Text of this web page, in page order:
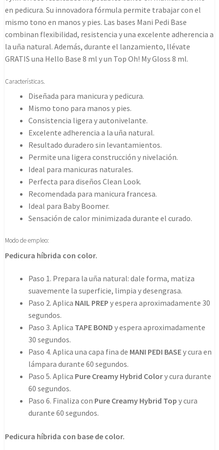
en pedicura. Su innovadora fórmula permite trabajar con el
mismo tono en manos y pies. Las bases Mani Pedi Base
combinan flexibilidad, resistencia y una excelente adherencia a
la uña natural. Además, durante el lanzamiento, llévate
GRATIS una Hello Base 8 ml y un Top Oh! My Gloss 8 ml.
Características.
Diseñada para manicura y pedicura.
Mismo tono para manos y pies.
Consistencia ligera y autonivelante.
Excelente adherencia a la uña natural.
Resultado duradero sin levantamientos.
Permite una ligera construcción y nivelación.
Ideal para manicuras naturales.
Perfecta para diseños Clean Look.
Recomendada para manicura francesa.
Ideal para Baby Boomer.
Sensación de calor minimizada durante el curado.
Modo de empleo:
Pedicura híbrida con color.
Paso 1. Prepara la uña natural: dale forma, matiza
suavemente la superficie, limpia y desengrasa.
Paso 2. Aplica NAIL PREP y espera aproximadamente 30
segundos.
Paso 3. Aplica TAPE BOND y espera aproximadamente
30 segundos.
Paso 4. Aplica una capa fina de MANI PEDI BASEy cura en
lámpara durante 60 segundos.
Paso 5. Aplica Pure Creamy Hybrid Colory cura durante
60 segundos.
Paso 6. Finaliza con Pure Creamy Hybrid Top y cura
durante 60 segundos.
Pedicura híbrida con base de color.